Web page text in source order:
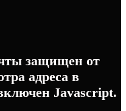
защищен от
адреса в
Javascript.